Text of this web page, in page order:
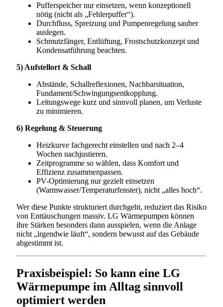
Pufferspeicher nur einsetzen, wenn konzeptionell
nötig (nicht als „Fehlerpuffer“).
Durchfluss, Spreizung und Pumpenregelung sauber
auslegen.
Schmutzfänger, Entlüftung, Frostschutzkonzept und
Kondensatführung beachten.
5) Aufstellort & Schall
Abstände, Schallreflexionen, Nachbarsituation,
Fundament/Schwingungsentkopplung.
Leitungswege kurz und sinnvoll planen, um Verluste
zu minimieren.
6) Regelung & Steuerung
Heizkurve fachgerecht einstellen und nach 2–4
Wochen nachjustieren.
Zeitprogramme so wählen, dass Komfort und
Effizienz zusammenpassen.
PV-Optimierung nur gezielt einsetzen
(Warmwasser/Temperaturfenster), nicht „alles hoch“.
Wer diese Punkte strukturiert durchgeht, reduziert das Risiko
von Enttäuschungen massiv. LG Wärmepumpen können
ihre Stärken besonders dann ausspielen, wenn die Anlage
nicht „irgendwie läuft“, sondern bewusst auf das Gebäude
abgestimmt ist.
Praxisbeispiel: So kann eine LG
Wärmepumpe im Alltag sinnvoll
optimiert werden